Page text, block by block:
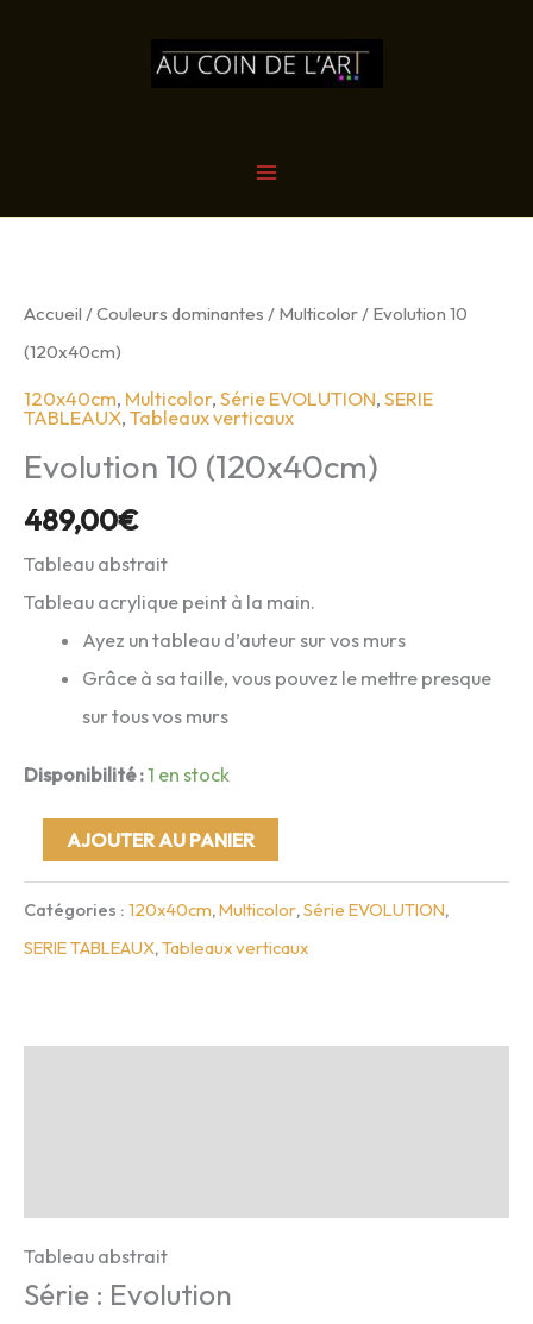
Accueil /Couleurs dominantes / Multicolor/ Evolution 10
(120x40cm)
120x40cm, Multicolor, Série EVOLUTION, SERIE
TABLEAUX, Tableaux verticaux
Evolution 10 (120x40cm)
489,00€
Tableau abstrait
Tableau acrylique peint à la main.
Ayez un tableau d’auteur sur vos murs
Grâce à sa taille, vous pouvez le mettre presque
sur tous vos murs
Disponibilité :1 en stock
quantité
Evolution
10
AJOUTER AU PANIER
Catégories : 120x40cm,Multicolor,Série EVOLUTION,
SERIE TABLEAUX,Tableaux verticaux
Tableau abstrait
Série : Evolution